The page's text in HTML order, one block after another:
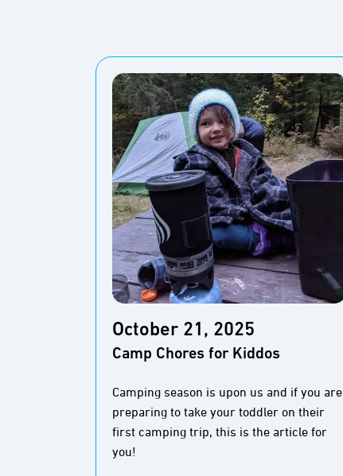
October 21, 2025
Camp Chores for Kiddos
Camping season is upon us and if you are
preparing to take your toddler on their
first camping trip, this is the article for
you!